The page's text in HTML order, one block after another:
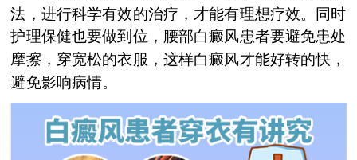
法，进行科学有效的治疗，才能有理想疗效。同时
护理保健也要做到位，腰部白癜风患者要避免患处
摩擦，穿宽松的衣服，这样白癜风才能好转的快，
避免影响病情。